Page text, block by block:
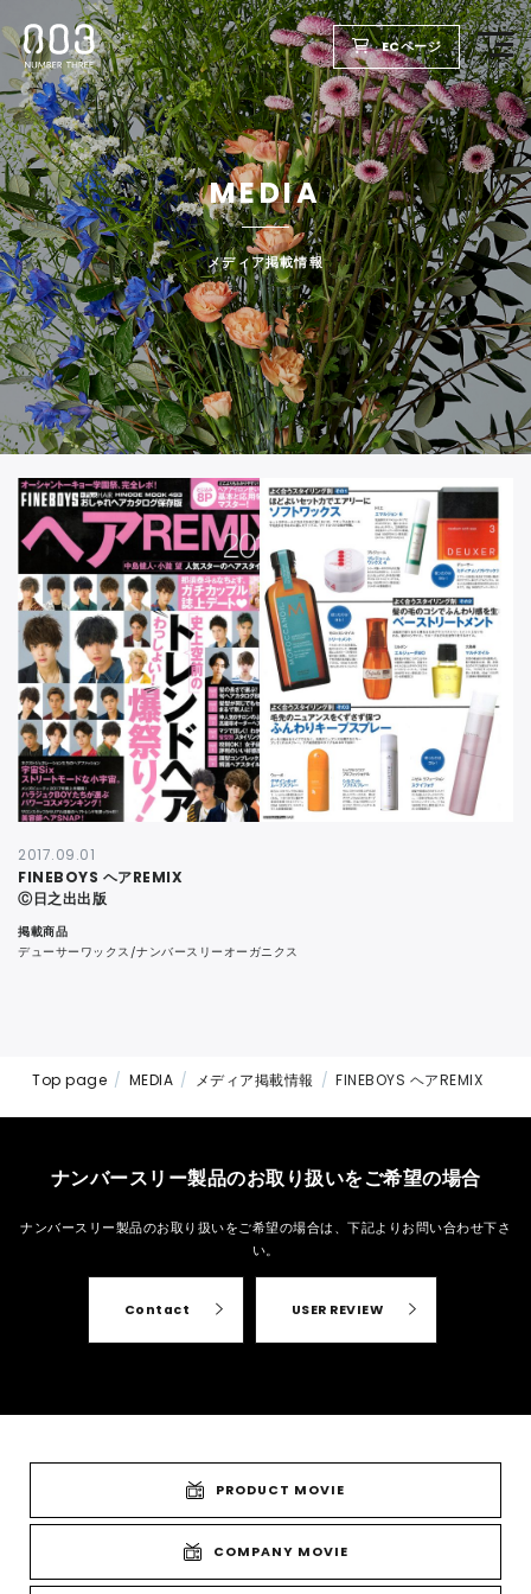
ECページ
MEDIA
メディア掲載情報
2017.09.01
FINEBOYS ヘアREMIX
Ⓒ日之出出版
掲載商品
デューサーワックス/ナンバースリーオーガニクス
Top page MEDIA メディア掲載情報 FINEBOYS ヘアREMIX
ナンバースリー製品のお取り扱いをご希望の場合
ナンバースリー製品のお取り扱いをご希望の場合は、 下記よりお問い合わせ下さ
い。
Contact USER REVIEW
PRODUCT MOVIE
COMPANY MOVIE
TOP
PRODUCTS
WELLBEING REPORT
FOR SALON
COMPANY
RECRUIT
CONTACT